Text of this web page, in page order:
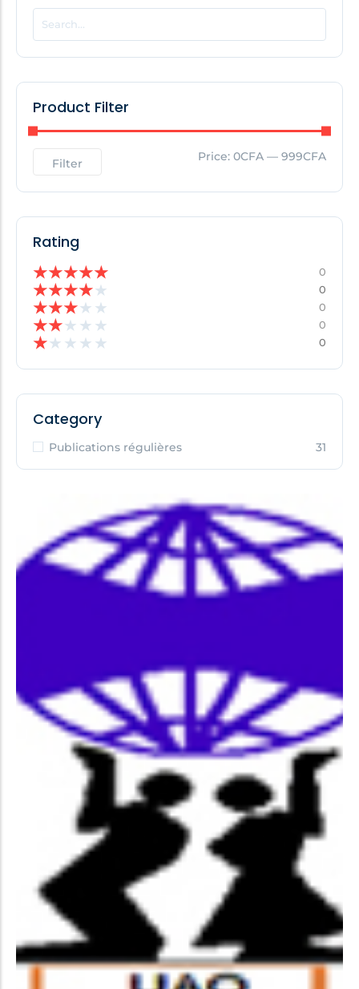
POPULAR THIS WEEK
No Posts Found!
No Posts Found!
Product Filter
Filter Price: 0CFA — 999CFA
Rating
★★★★★ 0
★★★★★ 0
★★★★ ★ 0
★★★ ★ ★ 0
★★ ★ ★ ★ 0
Category
Publications régulières 31